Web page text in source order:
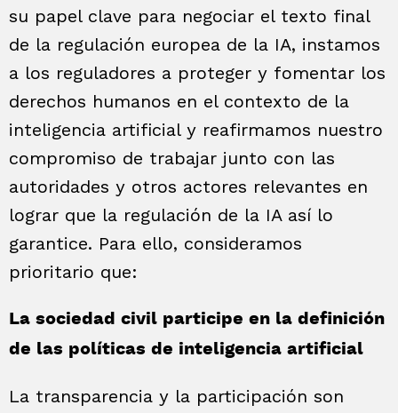
su papel clave para negociar el texto final
de la regulación europea de la IA, instamos
a los reguladores a proteger y fomentar los
derechos humanos en el contexto de la
inteligencia artificial y reafirmamos nuestro
compromiso de trabajar junto con las
autoridades y otros actores relevantes en
lograr que la regulación de la IA así lo
garantice. Para ello, consideramos
prioritario que:
La sociedad civil participe en la definición
de las políticas de inteligencia artificial
La transparencia y la participación son